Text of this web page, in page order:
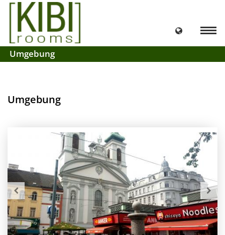
Umgebung
Umgebung